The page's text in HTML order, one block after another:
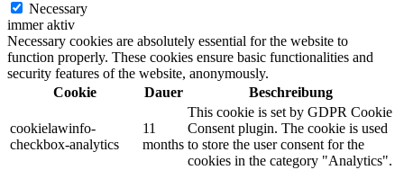
Necessary
immer aktiv
Necessary cookies are absolutely essential for the website to
function properly. These cookies ensure basic functionalities and
security features of the website, anonymously.
Cookie
Dauer Beschreibung
cookielawinfo-
checkbox-analytics
11
months
This cookie is set by GDPR Cookie
Consent plugin. The cookie is used
to store the user consent for the
cookies in the category "Analytics".